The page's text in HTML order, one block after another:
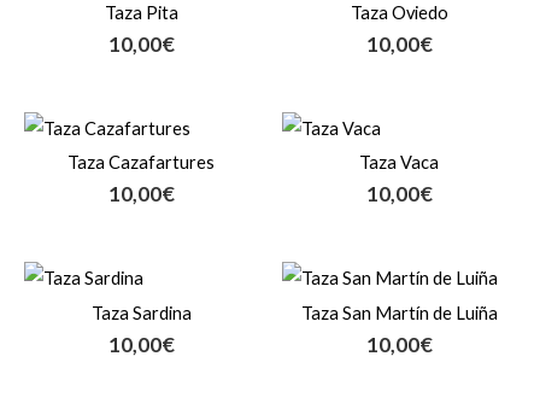
Taza Pita
10,00€
Taza Oviedo
10,00€
Taza Cazafartures
10,00€
Taza Vaca
10,00€
Taza Sardina
10,00€
Taza San Martín de Luiña
10,00€